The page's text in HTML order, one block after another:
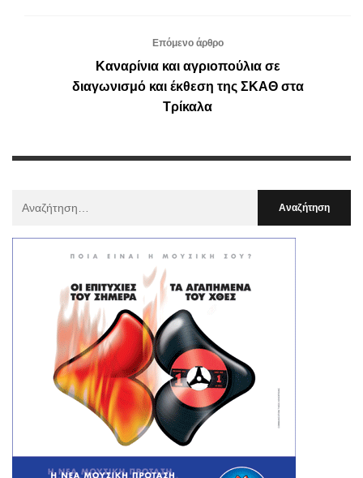
Επόμενο άρθρο
Καναρίνια και αγριοπούλια σε
διαγωνισμό και έκθεση της ΣΚΑΘ στα
Τρίκαλα
: